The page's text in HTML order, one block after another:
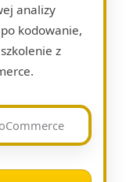
analizy
kodowanie,
z